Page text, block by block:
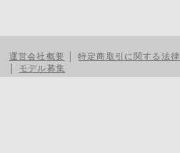
運営会社概要 特定商取引に関する法律
モデル募集